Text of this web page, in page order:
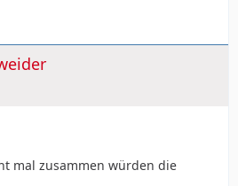
mal zusammen würden die